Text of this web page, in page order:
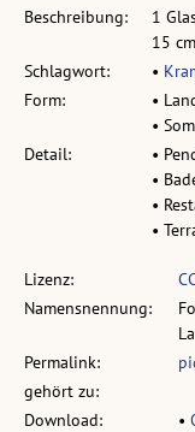
Beschreibung:
1
15 cm
Schlagwort:
•
Form:
•
•
Detail:
•
•
•
•
Lizenz:
Namensnennung:
Permalink:
gehört zu:
Download:
•